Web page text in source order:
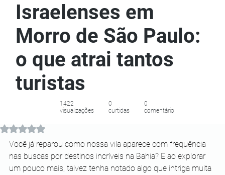
Avaliado com NaN de 5 estrelas.
Você já reparou como nossa vila aparece com frequência
nas buscas por destinos incríveis na Bahia? E ao explorar
um pouco mais, talvez tenha notado algo que intriga muita
1422
visualizações
0
curtidas
0
comentário
Israelenses em
Morro de São Paulo:
o que atrai tantos
turistas